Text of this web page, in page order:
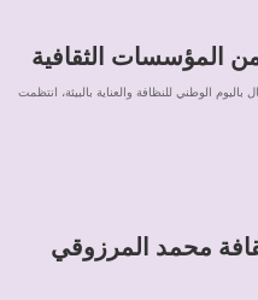
المؤسسات الثقافية
الوطني للنظافة والعناية بالبيئة، انتظمت
محمد المرزوقي